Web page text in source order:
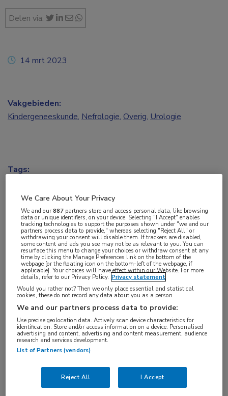
Delen via:
Log hier in om volledige
toegang te krijgen.
Login ofAccount maken
16 januari 2023heeft deze uitzending
14 mrt 2023
Vakgebieden:
Kindergeneeskunde, Nefrologie, Overig, Urologie
Tags:
We Care About Your Privacy
We and our887 partners store and access personal data, like browsing
data or unique identifiers, on your device. Selecting "I Accept" enables
tracking technologies to support the purposes shown under "we and our
partners process data to provide," whereas selecting "Reject All" or
withdrawing your consent will disable them. If trackers are disabled,
some content and ads you see may not be as relevant to you. You can
resurface this menu to change your choices or withdraw consent at any
time by clicking the Manage Preferences link on the bottom of the
webpage [or the floating icon on the bottom-left of the webpage, if
applicable]. Your choices will have effect within our Website. For more
details, refer to our Privacy Policy. Privacy statement
Would you rather not? Then we only place essential and statistical
cookies, these do not record any data about you as a person
We and our partners process data to provide:
Use precise geolocation data. Actively scan device characteristics for
identification. Store and/or access information on a device. Personalised
advertising and content, advertising and content measurement, audience
research and services development.
List of Partners (vendors)
Reject All I Accept